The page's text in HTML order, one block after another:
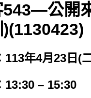
543—公開
113年4月23日(
13:30 – 15:30